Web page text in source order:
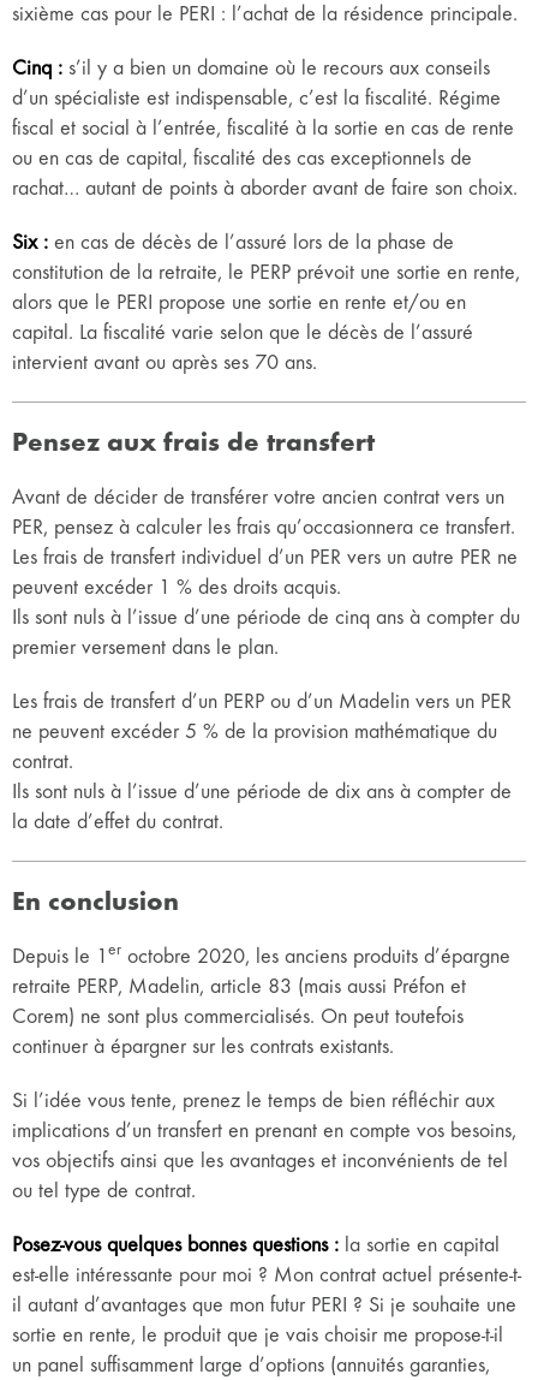
sixième cas pour le PERI : l’achat de la résidence principale.
Cinq : s’il y a bien un domaine où le recours aux conseils
d’un spécialiste est indispensable, c’est la fiscalité. Régime
fiscal et social à l’entrée, fiscalité à la sortie en cas de rente
ou en cas de capital, fiscalité des cas exceptionnels de
rachat… autant de points à aborder avant de faire son choix.
Six : en cas de décès de l’assuré lors de la phase de
constitution de la retraite, le PERP prévoit une sortie en rente,
alors que le PERI propose une sortie en rente et/ou en
capital. La fiscalité varie selon que le décès de l’assuré
intervient avant ou après ses 70 ans.
Pensez aux frais de transfert
Avant de décider de transférer votre ancien contrat vers un
PER, pensez à calculer les frais qu’occasionnera ce transfert.
Les frais de transfert individuel d’un PER vers un autre PER ne
peuvent excéder 1 % des droits acquis.
Ils sont nuls à l’issue d’une période de cinq ans à compter du
premier versement dans le plan.
Les frais de transfert d’un PERP ou d’un Madelin vers un PER
ne peuvent excéder 5 % de la provision mathématique du
contrat.
Ils sont nuls à l’issue d’une période de dix ans à compter de
la date d’effet du contrat.
En conclusion
Depuis le 1 er octobre 2020, les anciens produits d’épargne
retraite PERP, Madelin, article 83 (mais aussi Préfon et
Corem) ne sont plus commercialisés. On peut toutefois
continuer à épargner sur les contrats existants.
Si l’idée vous tente, prenez le temps de bien réfléchir aux
implications d’un transfert en prenant en compte vos besoins,
vos objectifs ainsi que les avantages et inconvénients de tel
ou tel type de contrat.
Posez-vous quelques bonnes questions : la sortie en capital
est-elle intéressante pour moi ? Mon contrat actuel présente-t-
il autant d’avantages que mon futur PERI ? Si je souhaite une
sortie en rente, le produit que je vais choisir me propose-t-il
un panel suffisamment large d’options (annuités garanties,